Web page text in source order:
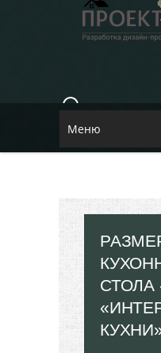
E-MAIL
Меню
СТОЛА